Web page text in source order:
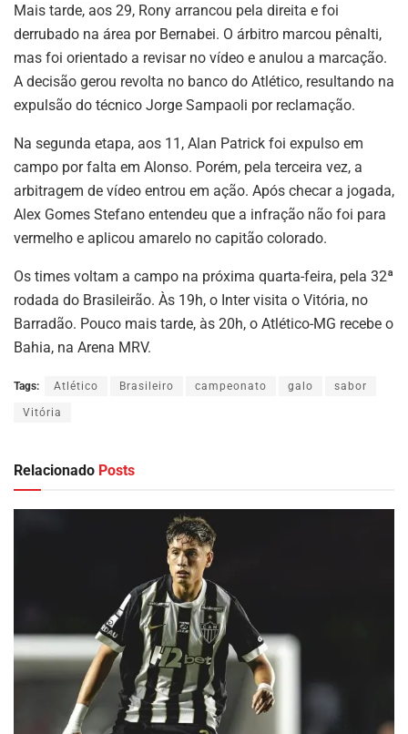
Mais tarde, aos 29, Rony arrancou pela direita e foi
derrubado na área por Bernabei. O árbitro marcou pênalti,
mas foi orientado a revisar no vídeo e anulou a marcação.
A decisão gerou revolta no banco do Atlético, resultando na
expulsão do técnico Jorge Sampaoli por reclamação.
Na segunda etapa, aos 11, Alan Patrick foi expulso em
campo por falta em Alonso. Porém, pela terceira vez, a
arbitragem de vídeo entrou em ação. Após checar a jogada,
Alex Gomes Stefano entendeu que a infração não foi para
vermelho e aplicou amarelo no capitão colorado.
Os times voltam a campo na próxima quarta-feira, pela 32ª
rodada do Brasileirão. Às 19h, o Inter visita o Vitória, no
Barradão. Pouco mais tarde, às 20h, o Atlético-MG recebe o
Bahia, na Arena MRV.
Tags: Atlético Brasileiro campeonato galo sabor
Vitória
Relacionado Posts